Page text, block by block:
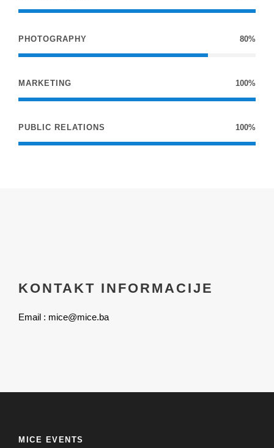
PHOTOGRAPHY 80%
MARKETING 100%
PUBLIC RELATIONS 100%
KONTAKT INFORMACIJE
Email : mice@mice.ba
MICE EVENTS